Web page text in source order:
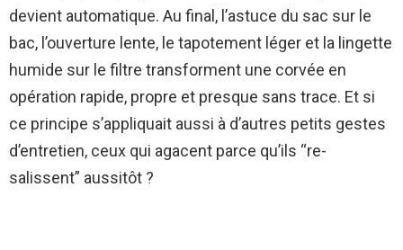
devient automatique. Au final, l’astuce du sac sur le
bac, l’ouverture lente, le tapotement léger et la lingette
humide sur le filtre transforment une corvée en
opération rapide, propre et presque sans trace. Et si
ce principe s’appliquait aussi à d’autres petits gestes
d’entretien, ceux qui agacent parce qu’ils “re-
salissent” aussitôt ?